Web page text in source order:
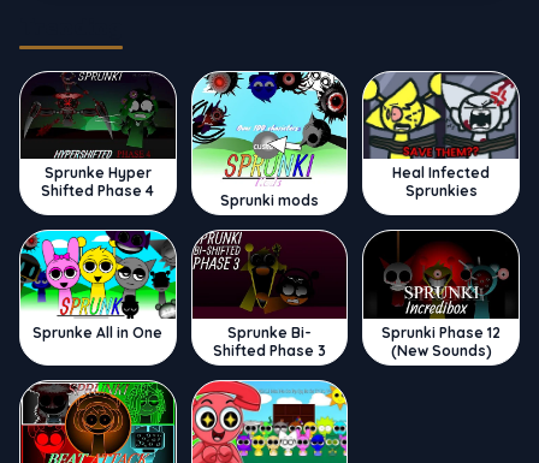
Sprunke Hyper
Shifted Phase 4
Sprunki mods
Heal Infected
Sprunkies
Sprunke All in One
Sprunke Bi-
Shifted Phase 3
Sprunki Phase 12
(New Sounds)